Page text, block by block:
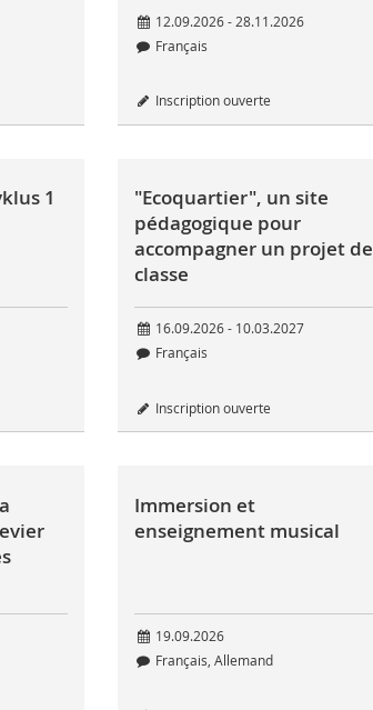
12.09.2026 - 28.11.2026
Français
Inscription ouverte
1
"Ecoquartier", un site
pédagogique pour
accompagner un projet de
classe
16.09.2026 - 10.03.2027
Français
Inscription ouverte
Immersion et
enseignement musical
19.09.2026
Français, Allemand